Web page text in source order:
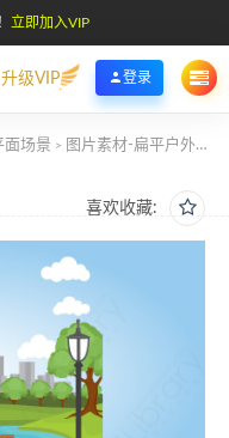
立即加入VIP
升级VIP 登录
面场景 > 图片素材-扁平户外公园风景场景-7
喜欢收藏: